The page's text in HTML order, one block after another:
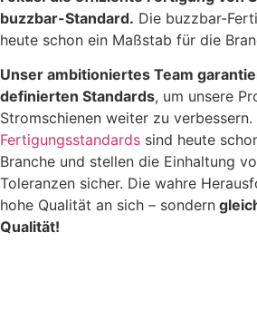
buzzbar-Standard. Die buzzbar-
heute schon ein Maßstab für die
Unser ambitioniertes Team
definierten Standards, um unsere
Stromschienen weiter zu verbessern.
Fertigungsstandards sind heute
Branche und stellen die Einhaltung
Toleranzen sicher. Die wahre
hohe Qualität an sich – sondern
Qualität!